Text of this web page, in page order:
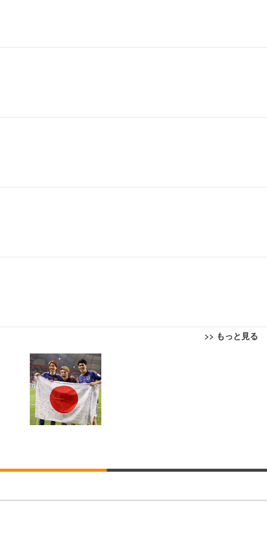
>> もっと見る
面昇降 強化ナイロン樹脂ベース 通気性メッシュ 在宅ワーク H-WY01
跳ね上げ式アームレスト 3Dヘッドレスト ハンガー付き 高反発クッ